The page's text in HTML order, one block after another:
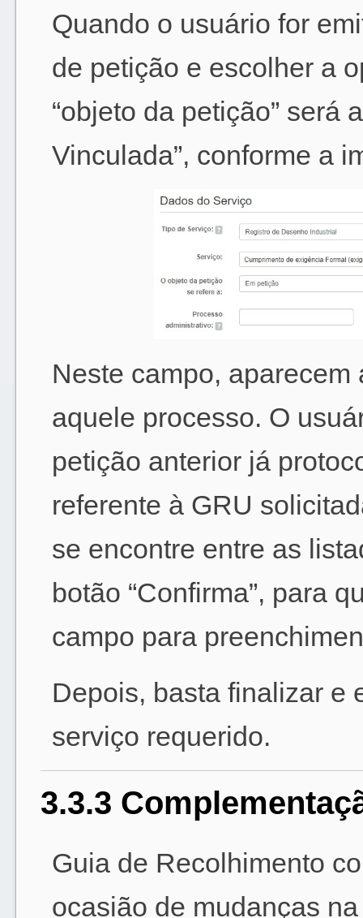
Quando o usuário for
de petição e escolher a
“objeto da petição” será
Vinculada”, conforme a
Neste campo,
aquele processo. O
petição anterior já
referente à GRU
se encontre entre as
botão “Confirma”, para
campo para
Depois, basta finalizar e
serviço requerido.
3.3.3
Guia de Recolhimento
ocasião de mudanças